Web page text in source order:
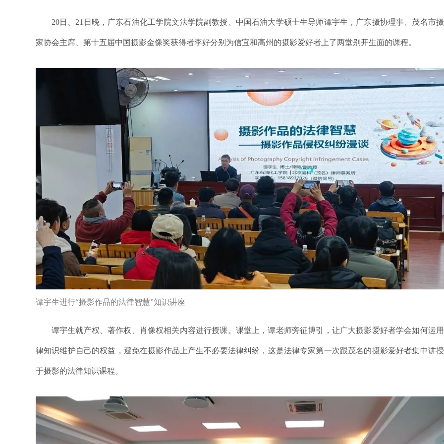
20日、21日晚，广东石油化工学院文法学院副教授、中国石油大学硕士生导师谭宇生，广东摄协理事、茂名市
家协会主席、第十五届中国摄影金像奖获得者李好分别为信宜和高州的摄影爱好者上了两堂别开生面的课程。
谭宇生进行“摄影作品的法律智慧”知识讲座
谭宇生就产权、著作权、肖像权相关内容进行授课。课堂上，谭老师旁征博引，让广大摄影爱好者学会如何运
律知识维护自己的权益，避免在摄影作品上产生不必要法律纠纷，这是法律专家第一次跟茂名的摄影爱好者集中讲
于摄影的法律知识课程。